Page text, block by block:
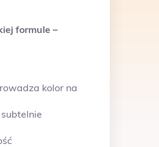
formule –
kolor na